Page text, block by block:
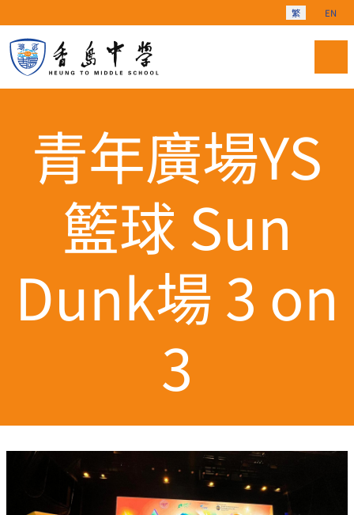
選擇你的語言
繁 EN
青年廣場YS
籃球 Sun
Dunk場 3 on
3